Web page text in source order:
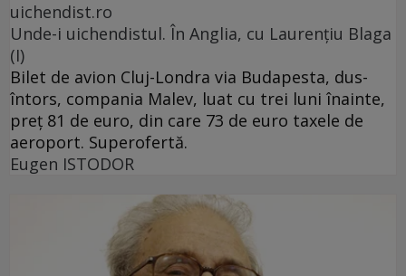
uichendist.ro
Unde-i uichendistul. În Anglia, cu Laurenţiu Blaga
(I)
Bilet de avion Cluj-Londra via Budapesta, dus-
întors, compania Malev, luat cu trei luni înainte,
preţ 81 de euro, din care 73 de euro taxele de
aeroport. Superofertă.
Eugen ISTODOR